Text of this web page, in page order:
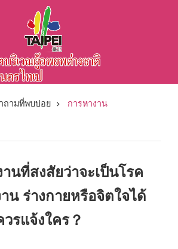
ลัก
ถามที่พบบ่อย การหางาน
นที่สงสัยว่าจะเป็นโรค
น ร่างกายหรือจิตใจได้
รแจ้งใคร？